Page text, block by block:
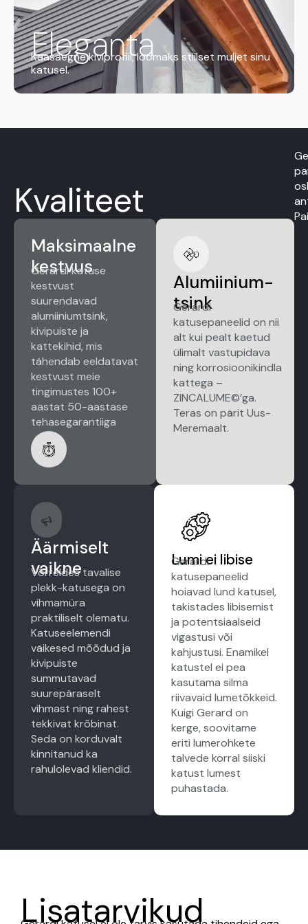
Eleganta
Kaasaegne kiviprofiil, loomaks stiilset muljet sinu
katusel.
Kvaliteet
Maksimaalne
kestvus
Gerardi katuse
kestvust
suurendavad
alumiiniumtsink,
kivipuiste ja
kattekihid, mis
tähendab eeldatavat
kestvust meie
tingimustes 100+
aastat 50-aastase
tehasegarantiiga
Alumiinium-
tsink
Gerardi
katusepaneelid on nii
alt kui pealt kaetud
ülimalt vastupidava
ning korrosioonikindla
kattega –
ZINCALUME©’ga.
Teras on pärit Uus-
Meremaalt.
Äärmiselt
vaikne
Võrreldes tavalise
plekk-katusega on
vihmamüra
praktiliselt olematu.
Katuseelemendi
väikesed mõõdud ja
kivipuiste
summutavad
suurepäraselt
vihmast ning rahest
tekkivat krõbinat.
Seda on korduvalt
kinnitanud ka
rahulolevad kliendid.
Lumi ei libise
Gerardi
katusepaneelid
hoiavad lund katusel,
takistades libisemist
ja potentsiaalseid
vigastusi või
kahjustusi. Enamikel
katustel ei pea
kasutama silma
riivavaid lumetõkkeid.
Kuigi Gerard on
kerge, soovitame
eriti lumerohkete
talvede korral siiski
katust lumest
puhastada.
Lisatarvikud